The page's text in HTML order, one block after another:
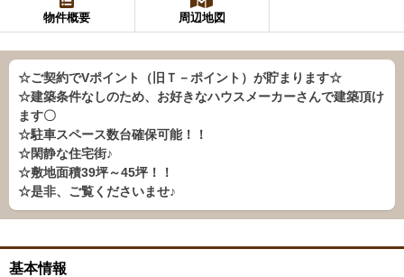
物件概要 周辺地図
☆ご契約でVポイント（旧Ｔ－ポイント）が貯まります☆
☆建築条件なしのため、お好きなハウスメーカーさんで建築頂け
ます〇
☆駐車スペース数台確保可能！！
☆閑静な住宅街♪
☆敷地面積39坪～45坪！！
☆是非、ご覧くださいませ♪
基本情報